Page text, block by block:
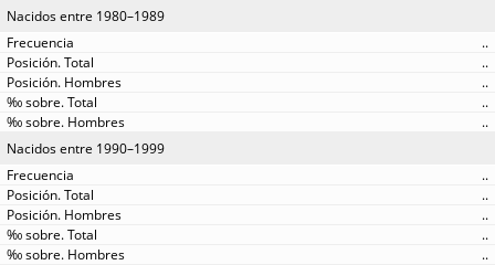
Nacidos entre 1980–1989
..
..
..
..
..
Nacidos entre 1990–1999
..
..
..
..
..